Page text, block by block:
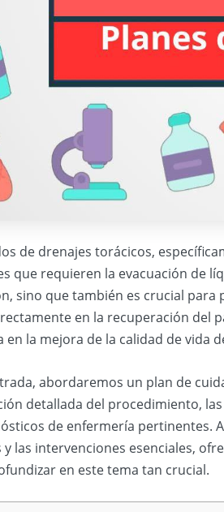
de drenajes torácicos,
que requieren la evacuación de
sino que también es crucial
en la recuperación del
en la mejora de la calidad de vida
abordaremos un plan de
detallada del procedimiento,
de enfermería pertinentes.
y las intervenciones esenciales,
en este tema tan crucial.